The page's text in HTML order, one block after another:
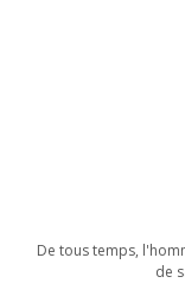
De tous temps,
de